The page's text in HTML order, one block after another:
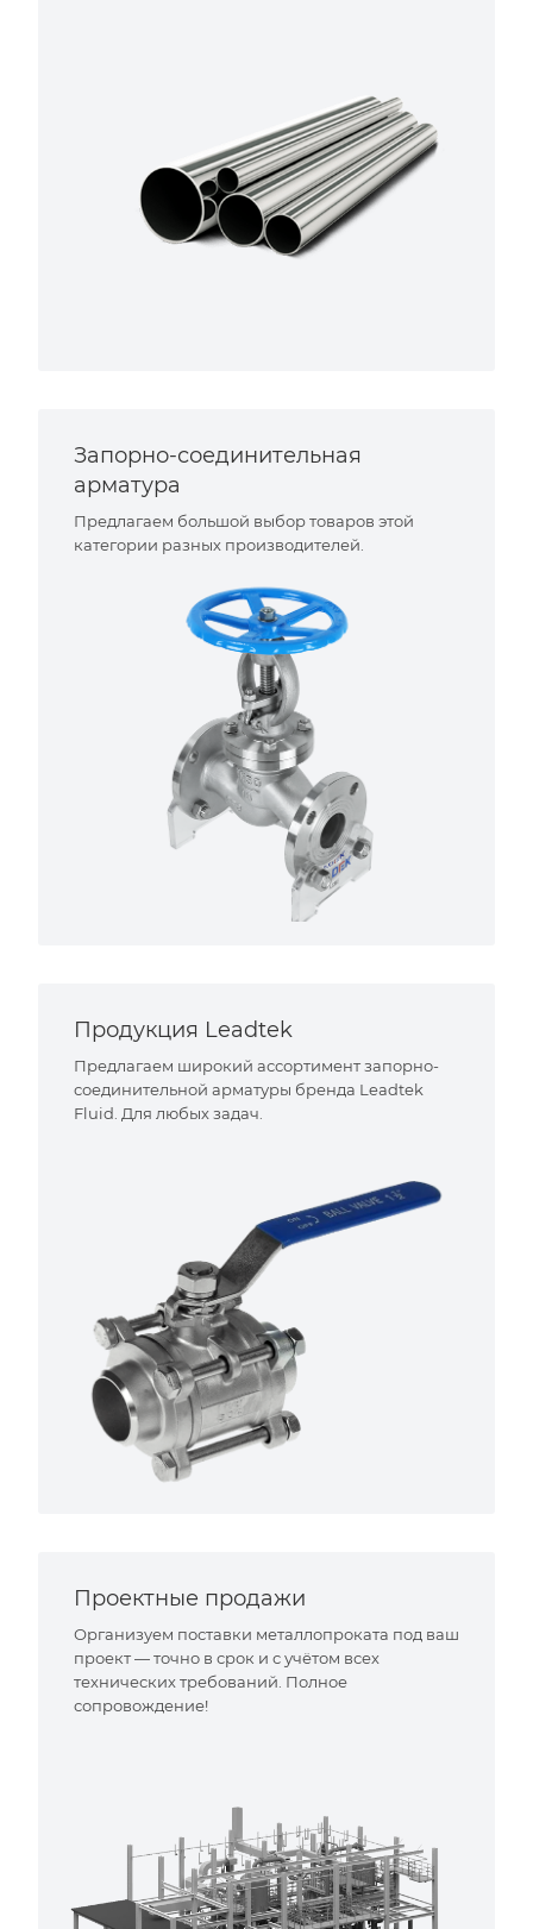
Запорно-соединительная
арматура
Предлагаем большой выбор товаров этой
категории разных производителей.
Продукция Leadtek
Предлагаем широкий ассортимент запорно-
соединительной арматуры бренда Leadtek
Fluid. Для любых задач.
Проектные продажи
Организуем поставки металлопроката под ваш
проект — точно в срок и с учётом всех
технических требований. Полное
сопровождение!